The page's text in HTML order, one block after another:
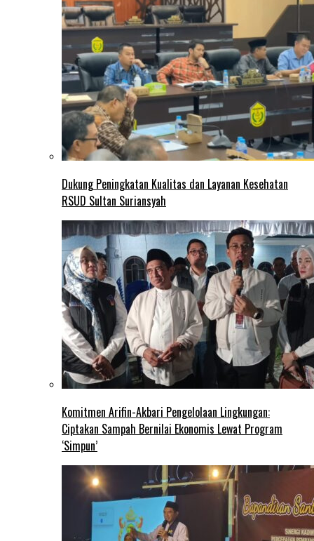
Dukung Peningkatan Kualitas dan Layanan Kesehatan
RSUD Sultan Suriansyah
Komitmen Arifin-Akbari Pengelolaan Lingkungan:
Ciptakan Sampah Bernilai Ekonomis Lewat Program
‘Simpun’